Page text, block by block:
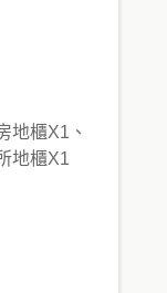
地櫃X1、
地櫃X1